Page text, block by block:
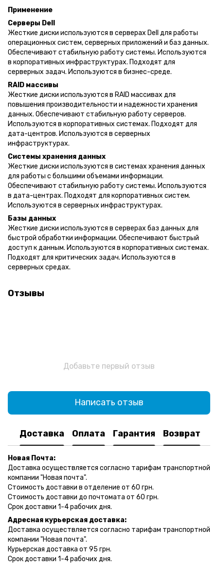
Применение
Серверы Dell
Жесткие диски используются в серверах Dell для работы
операционных систем, серверных приложений и баз данных.
Обеспечивают стабильную работу системы. Используются
в корпоративных инфраструктурах. Подходят для
серверных задач. Используются в бизнес-среде.
RAID массивы
Жесткие диски используются в RAID массивах для
повышения производительности и надежности хранения
данных. Обеспечивают стабильную работу серверов.
Используются в корпоративных системах. Подходят для
дата-центров. Используются в серверных
инфраструктурах.
Системы хранения данных
Жесткие диски используются в системах хранения данных
для работы с большими объемами информации.
Обеспечивают стабильную работу системы. Используются
в дата-центрах. Подходят для корпоративных систем.
Используются в серверных инфраструктурах.
Базы данных
Жесткие диски используются в серверах баз данных для
быстрой обработки информации. Обеспечивают быстрый
доступ к данным. Используются в корпоративных системах.
Подходят для критических задач. Используются в
серверных средах.
Отзывы
Добавьте первый отзыв
Написать отзыв
Доставка Оплата Гарантия Возврат
Новая Почта:
Доставка осуществляется согласно тарифам транспортной
компании "Новая почта".
Стоимость доставки в отделение от 60 грн.
Стоимость доставки до почтомата от 60 грн.
Срок доставки 1-4 рабочих дня.
Адресная курьерская доставка:
Доставка осуществляется согласно тарифам транспортной
компании "Новая почта".
Курьерская доставка от 95 грн.
Срок доставки 1-4 рабочих дня.